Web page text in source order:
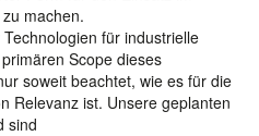
machen.
für industrielle
Scope dieses
soweit beachtet, wie es für die
Relevanz ist. Unsere geplanten
sind